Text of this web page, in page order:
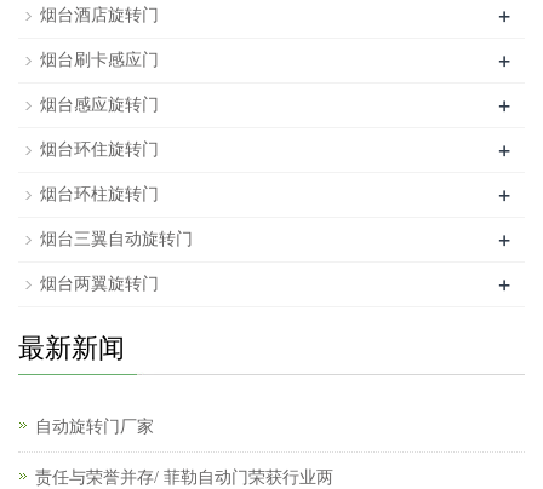
烟台酒店旋转门 +
烟台刷卡感应门 +
烟台感应旋转门 +
烟台环住旋转门 +
烟台环柱旋转门 +
烟台三翼自动旋转门 +
烟台两翼旋转门 +
最新新闻
自动旋转门厂家
责任与荣誉并存/ 菲勒自动门荣获行业两